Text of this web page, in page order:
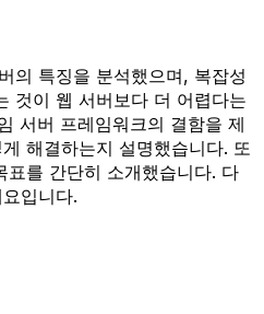
의 특징을 분석했으며, 복잡성
것이 웹 서버보다 더 어렵다는
서버 프레임워크의 결함을 제
해결하는지 설명했습니다. 또
를 간단히 소개했습니다. 다
입니다.